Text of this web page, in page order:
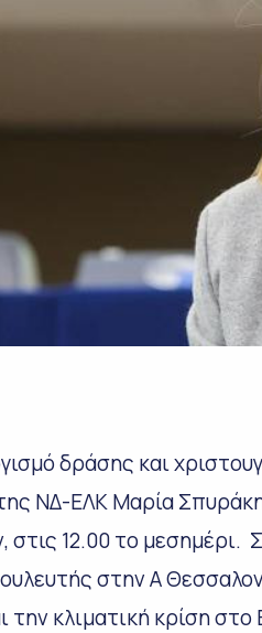
δράσης και
ΝΔ-ΕΛΚ Μαρία
στις 12.00 το μεσημέρι.
στην Α
την κλιματική κρίση